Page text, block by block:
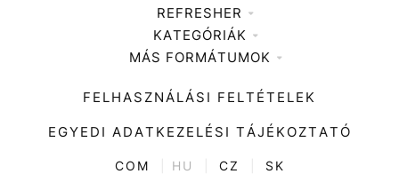
REFRESHER
Médiaajánlat
KATEGÓRIÁK
Zene
Divat
Kultúra
ENTR
MÁS FORMÁTUMOK
FELHASZNÁLÁSI FELTÉTELEK
EGYEDI ADATKEZELÉSI TÁJÉKOZTATÓ
COM HU CZ SK